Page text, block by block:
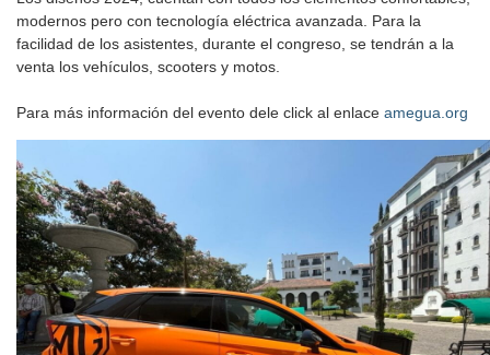
modernos pero con tecnología eléctrica avanzada. Para la
facilidad de los asistentes, durante el congreso, se tendrán a la
venta los vehículos, scooters y motos.
Para más información del evento dele click al enlace amegua.org